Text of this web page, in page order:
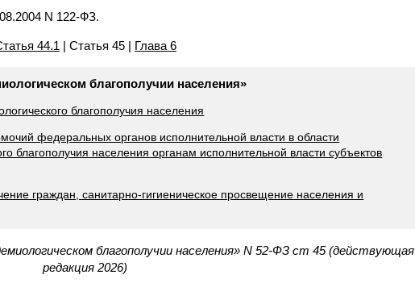
N 122-ФЗ.
44.1 | Статья 45 | Глава 6
благополучии населения»
благополучия населения
федеральных органов исполнительной власти в области
благополучия населения органам исполнительной власти субъектов
граждан, санитарно-гигиеническое просвещение населения и
благополучии населения» N 52-ФЗ ст 45 (действующая
редакция 2026)